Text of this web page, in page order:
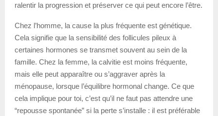
ralentir la progression et préserver ce qui peut encore l’être.
Chez l’homme, la cause la plus fréquente est génétique.
Cela signifie que la sensibilité des follicules pileux à
certaines hormones se transmet souvent au sein de la
famille. Chez la femme, la calvitie est moins fréquente,
mais elle peut apparaître ou s’aggraver après la
ménopause, lorsque l’équilibre hormonal change. Ce que
cela implique pour toi, c’est qu’il ne faut pas attendre une
“repousse spontanée” si la perte s’installe : il est préférable